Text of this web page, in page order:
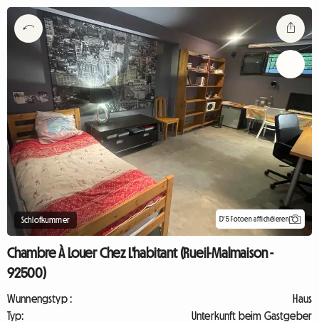
Schlofkummer D'5 Fotoen affichéieren
Chambre À Louer Chez L'habitant (Rueil-Malmaison -
92500)
Wunnengstyp :
Haus
Typ:
Unterkunft beim Gastgeber